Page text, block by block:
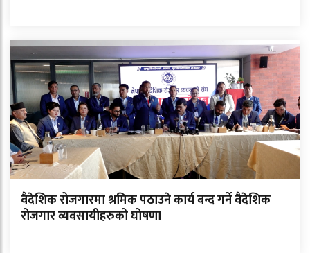
वैदेशिक रोजगारमा श्रमिक पठाउने कार्य बन्द गर्ने वैदेशिक
रोजगार व्यवसायीहरुको घोषणा